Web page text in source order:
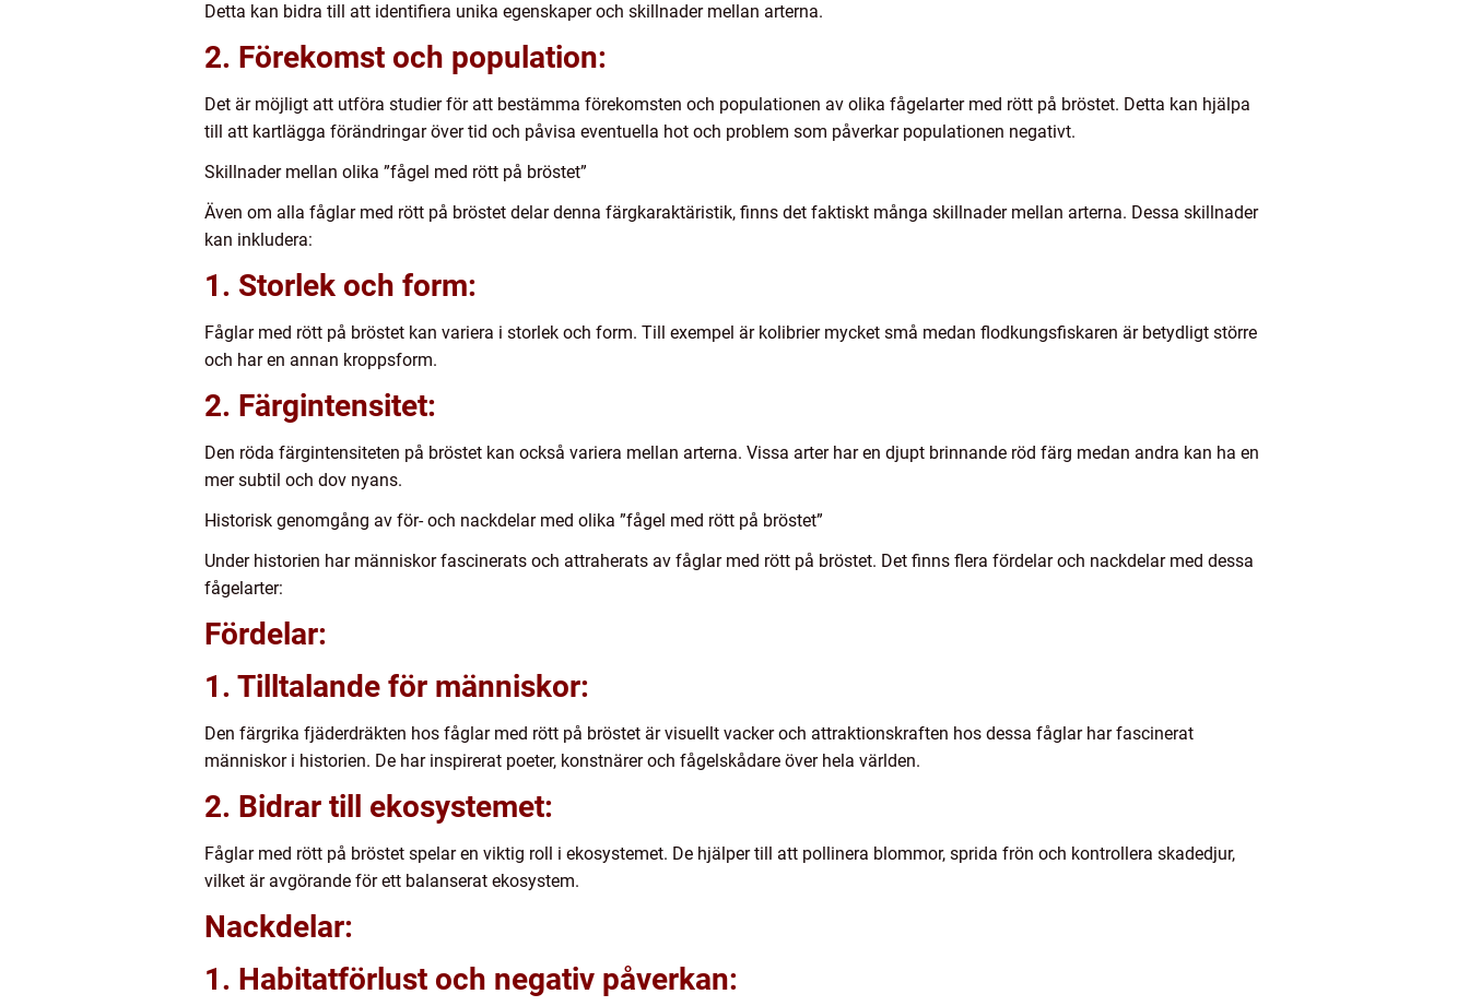
Detta kan bidra till att identifiera unika egenskaper och skillnader mellan arterna.
2. Förekomst och population:
Det är möjligt att utföra studier för att bestämma förekomsten och populationen av olika fågelarter med rött på bröstet. Detta kan hjälpa
till att kartlägga förändringar över tid och påvisa eventuella hot och problem som påverkar populationen negativt.
Skillnader mellan olika ”fågel med rött på bröstet”
Även om alla fåglar med rött på bröstet delar denna färgkaraktäristik, finns det faktiskt många skillnader mellan arterna. Dessa skillnader
kan inkludera:
1. Storlek och form:
Fåglar med rött på bröstet kan variera i storlek och form. Till exempel är kolibrier mycket små medan flodkungsfiskaren är betydligt större
och har en annan kroppsform.
2. Färgintensitet:
Den röda färgintensiteten på bröstet kan också variera mellan arterna. Vissa arter har en djupt brinnande röd färg medan andra kan ha en
mer subtil och dov nyans.
Historisk genomgång av för- och nackdelar med olika ”fågel med rött på bröstet”
Under historien har människor fascinerats och attraherats av fåglar med rött på bröstet. Det finns flera fördelar och nackdelar med dessa
fågelarter:
Fördelar:
1. Tilltalande för människor:
Den färgrika fjäderdräkten hos fåglar med rött på bröstet är visuellt vacker och attraktionskraften hos dessa fåglar har fascinerat
människor i historien. De har inspirerat poeter, konstnärer och fågelskådare över hela världen.
2. Bidrar till ekosystemet:
Fåglar med rött på bröstet spelar en viktig roll i ekosystemet. De hjälper till att pollinera blommor, sprida frön och kontrollera skadedjur,
vilket är avgörande för ett balanserat ekosystem.
Nackdelar:
1. Habitatförlust och negativ påverkan: